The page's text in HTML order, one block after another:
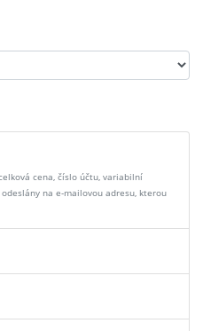
cena, číslo účtu, variabilní
na e-mailovou adresu, kterou